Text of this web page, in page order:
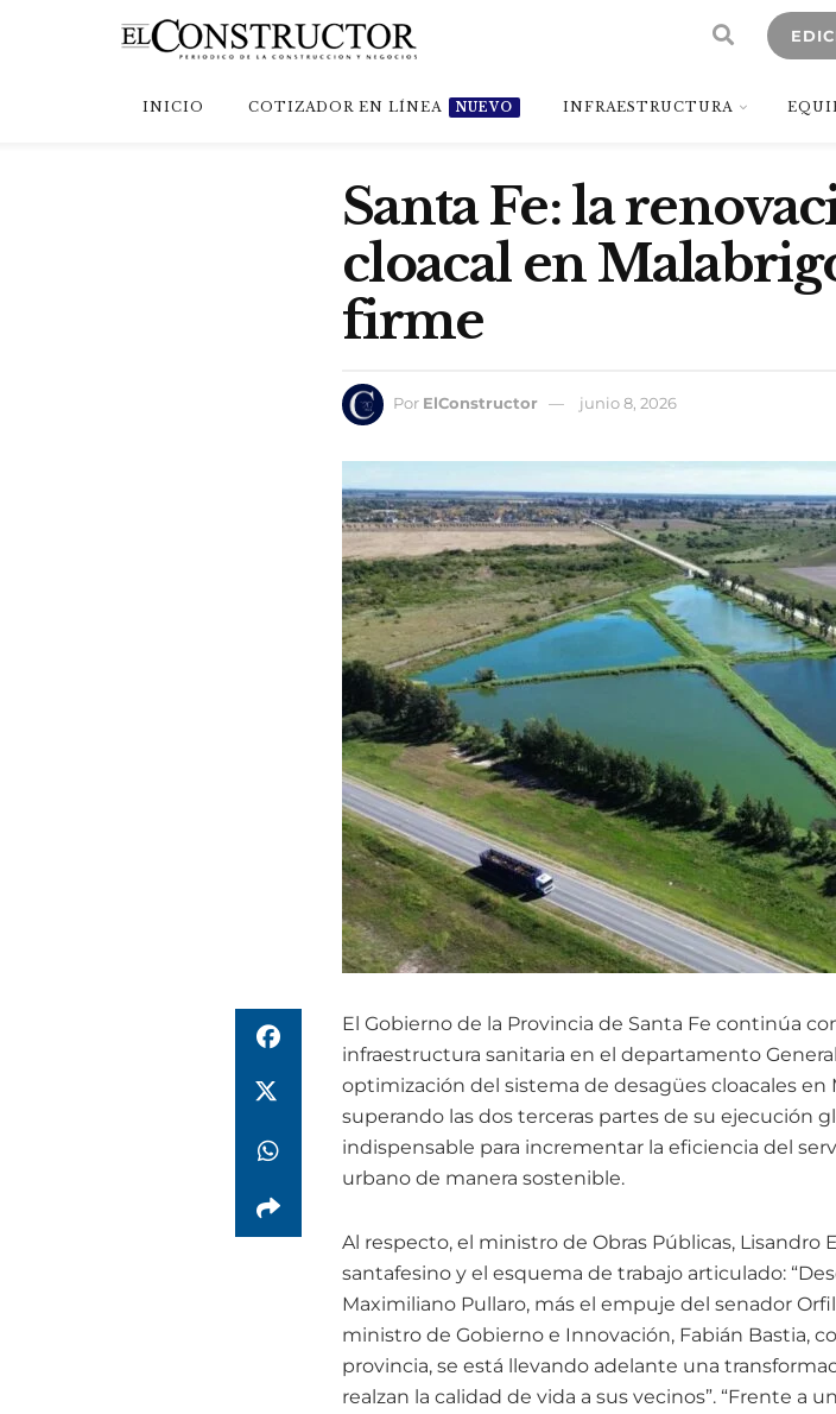
INICIO COTIZADOR EN LÍNEA NUEVO INFRAESTRUCTURA
Santa Fe: la
cloacal en
firme
Por ElConstructor junio 8, 2026
El Gobierno de la Provincia de Santa Fe continúa
infraestructura sanitaria en el departamento
optimización del sistema de desagües cloacales
superando las dos terceras partes de su ejecución
indispensable para incrementar la eficiencia del
urbano de manera sostenible.
Al respecto, el ministro de Obras Públicas,
santafesino y el esquema de trabajo articulado:
Maximiliano Pullaro, más el empuje del senador
ministro de Gobierno e Innovación, Fabián Bastia,
provincia, se está llevando adelante una
realzan la calidad de vida a sus vecinos”. “Frente a